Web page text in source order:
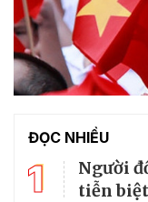
ĐỌC NHIỀU
1
Người
tiễn